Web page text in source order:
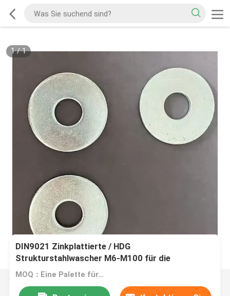
1/1
DIN9021 Zinkplattierte / HDG
Strukturstahlwascher M6-M100 für die
Automobilindustrie
MOQ：Eine Palette für eine Größe